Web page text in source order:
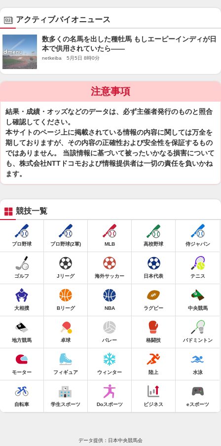
アクティブバイオニュース
数多くの名馬を出した種牡馬 もしエーピーインディが日
本で供用されていたら――
netkeiba 5月5日 8時0分
注意事項
結果・成績・オッズなどのデータは、必ず主催者発行のものと照合
し確認してください。
本サイトのページ上に掲載されている情報の内容に関しては万全を
期しておりますが、その内容の正確性および安全性を保証するもの
ではありません。 当該情報に基づいて被ったいかなる損害について
も、株式会社NTTドコモおよび情報提供者は一切の責任を負いかね
ます。
競技一覧
プロ野球 プロ野球(2軍) MLB 高校野球 侍ジャパン
ゴルフ Jリーグ 海外サッカー 日本代表 テニス
大相撲 Bリーグ NBA ラグビー 中央競馬
地方競馬 卓球 バレー 格闘技 バドミントン
モーター フィギュア ウィンター 陸上 水泳
自転車 学生スポーツ Doスポーツ ビジネス eスポーツ
データ提供：日本中央競馬会